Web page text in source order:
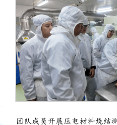
团队成员开展压电材料烧结